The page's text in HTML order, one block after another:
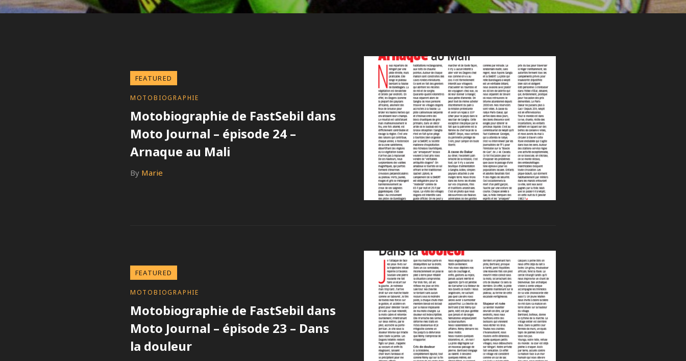
FEATURED
CATEGORIES
MOTOBIOGRAPHIE
Motobiographie de FastSebil dans
Moto Journal – épisode 24 –
Arnaque au Mali
By Marie
FEATURED
CATEGORIES
MOTOBIOGRAPHIE
Motobiographie de FastSebil dans
Moto Journal – épisode 23 – Dans
la douleur